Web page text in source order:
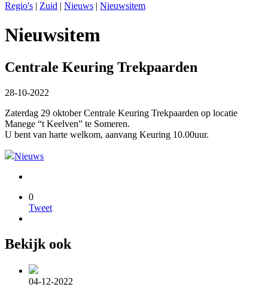
Regio's | Zuid | Nieuws | Nieuwsitem
Nieuwsitem
Centrale Keuring Trekpaarden
28-10-2022
Zaterdag 29 oktober Centrale Keuring Trekpaarden op locatie
Manege “t Keelven” te Someren.
U bent van harte welkom, aanvang Keuring 10.00uur.
Nieuws
0
Tweet
Bekijk ook
04-12-2022